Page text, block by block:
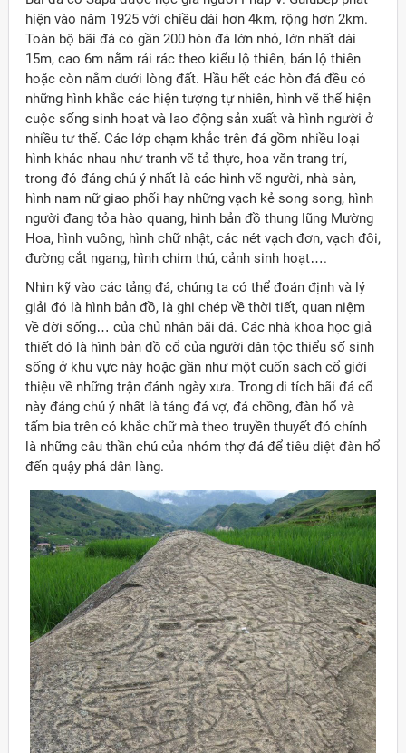
hiện vào năm 1925 với chiều dài hơn 4km, rộng hơn 2km.
Toàn bộ bãi đá có gần 200 hòn đá lớn nhỏ, lớn nhất dài
15m, cao 6m nằm rải rác theo kiểu lộ thiên, bán lộ thiên
hoặc còn nằm dưới lòng đất. Hầu hết các hòn đá đều có
những hình khắc các hiện tượng tự nhiên, hình vẽ thể hiện
cuộc sống sinh hoạt và lao động sản xuất và hình người ở
nhiều tư thế. Các lớp chạm khắc trên đá gồm nhiều loại
hình khác nhau như tranh vẽ tả thực, hoa văn trang trí,
trong đó đáng chú ý nhất là các hình vẽ người, nhà sàn,
hình nam nữ giao phối hay những vạch kẻ song song, hình
người đang tỏa hào quang, hình bản đồ thung lũng Mường
Hoa, hình vuông, hình chữ nhật, các nét vạch đơn, vạch đôi,
đường cắt ngang, hình chim thú, cảnh sinh hoạt….
Nhìn kỹ vào các tảng đá, chúng ta có thể đoán định và lý
giải đó là hình bản đồ, là ghi chép về thời tiết, quan niệm
về đời sống… của chủ nhân bãi đá. Các nhà khoa học giả
thiết đó là hình bản đồ cổ của người dân tộc thiểu số sinh
sống ở khu vực này hoặc gần như một cuốn sách cổ giới
thiệu về những trận đánh ngày xưa. Trong di tích bãi đá cổ
này đáng chú ý nhất là tảng đá vợ, đá chồng, đàn hổ và
tấm bia trên có khắc chữ mà theo truyền thuyết đó chính
là những câu thần chú của nhóm thợ đá để tiêu diệt đàn hổ
đến quậy phá dân làng.